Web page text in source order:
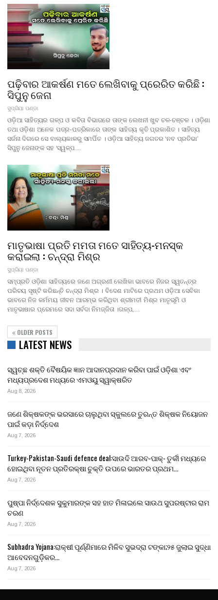
ପଢ଼ିବାର ଆକର୍ଷଣ ମତେ ଲେଖିବାକୁ ପ୍ରେରିତ କରିଛି :
ସିପୁନୁ ଜେନା
ସୁପ୍ରିୟା ପଣ୍ଡା
ଓଡ଼ିଆ ସାହିତ୍ୟର ଗଳ୍ପ ଓ କବିତା ବିଭାଗରେ ତାଙ୍କ ଲେଖନୀ ଖୁବ ଚଳ-ଚଞ୍ଚଳ । ଓଡ଼ିଶା
ତଥା ଓଡ଼ିଶା ଅନେକ ପତ୍ର-ପତ୍ରିକାରେ ତାଙ୍କ ସାହିତ୍ୟ କୃତି ପ୍ରକାଶିତ । ସାହିତ୍ୟ
ସର୍ଜନା ଦିଗରେ ସେ ବାଲ୍ୟକାଳରୁ ସମର୍ପିତ । ଓଡ଼ିଆ ସାହିତ୍ୟ ଜଗତର ‘ନବ ପ୍ରତିଭା’
ସିପୁନୁ ଜେନାଙ୍କ ସହ ‘ସ୍ୱଳ୍ପ…
ମାତୃଭାଷା ପ୍ରତି ମମତା ମତେ ସାହିତ୍ୟ-ମନସ୍କ
କରାଇଲା : ଚନ୍ଦ୍ରା ମିଶ୍ର
ସୁପ୍ରିୟା ପଣ୍ଡା
ସମ୍ପ୍ରତି ଓଡ଼ିଶା ସାହିତ୍ୟରେ ଜଣେ ଅଗ୍ରଣୀ ଲେଖିକା ଭାବରେ ନିଜର ସ୍ୱତନ୍ତ୍ର
ପରିଚୟ ସୃଷ୍ଟି କରିଛନ୍ତି ଚନ୍ଦ୍ରା ମିଶ୍ର । ବିଦେଶ ମାଟିରେ ପ୍ରଥମ ଓଡ଼ିଆ ସେବିକା
ଭାବରେ ନିଜ କର୍ମମୟ ଜୀବନ ଆରମ୍ଭ କରିଥିବା ଶ୍ରୀମତୀ ମିଶ୍ର ମାତୃଭୂମି ଓ
ମାତୃଭାଷାର ପ୍ରେମରେ ସଦା ସର୍ବଦା ନିମଜ୍ଜିତା ।ଗଳ୍ପ,…
OLDER POSTS
LATEST NEWS
ସ୍ୱଚ୍ଛ ଶକ୍ତି ବୈଷୟିକ ଜ୍ଞାନ ଆଦାନପ୍ରଦାନ କରିବା ପାଇଁ ଓଡ଼ିଶା ଏବଂ
ମଧ୍ୟପ୍ରଦେଶ ମଧ୍ୟରେ ଏମଓୟୁ ସ୍ୱାକ୍ଷରିତ
Aug 8, 2026
ଜଣେ ଶିକ୍ଷକଙ୍କ ଭରସାରେ ଚାଲୁଥିବା ସ୍କୁଲରେ ତୁରନ୍ତ ଶିକ୍ଷକ ନିୟୋଜନ
ପାଇଁ କଡ଼ା ନିର୍ଦ୍ଦେଶ
Aug 7, 2026
Turkey-Pakistan-Saudi defence deal:ସାଉଦି ଆରବ-ପାକ୍- ତୁର୍କୀ ମଧ୍ୟରେ
ହୋଇଥିବା ନୂତନ ପ୍ରତିରକ୍ଷା ଚୁକ୍ତି ଉପରେ ଭାରତର ପ୍ରଥମ…
Aug 7, 2026
ପୁଷ୍ପା ନିର୍ଦ୍ଦେଶକ ସୁକୁମାରଙ୍କ ସହ ହାତ ମିଳାଇଲେ ସାଉଥ ସୁପରଷ୍ଟାର ରାମ
ଚରଣ
Aug 7, 2026
Subhadra Yojana:ରାକ୍ଷୀ ପୂର୍ଣ୍ଣିମାରେ ମିଳିବ ସୁଭଦ୍ରା ଟଙ୍କା;୨୫ ଜୁଲାଇ ସୁଦ୍ଧା
ଆବେଦନଗୁଡ଼ିକର…
Aug 7, 2026